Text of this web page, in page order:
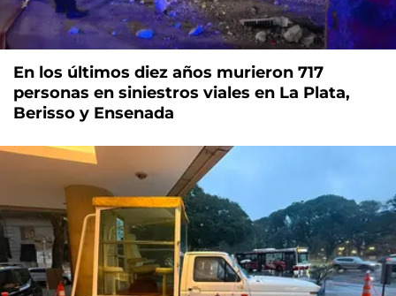
En los últimos diez años murieron 717
personas en siniestros viales en La Plata,
Berisso y Ensenada